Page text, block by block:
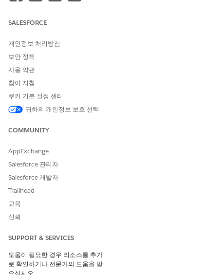
SALESFORCE
개인정보 처리방침
보안 정책
사용 약관
참여 지침
쿠키 기본 설정 센터
귀하의 개인정보 보호 선택
COMMUNITY
AppExchange
Salesforce 관리자
Salesforce 개발자
Trailhead
교육
신뢰
SUPPORT & SERVICES
도움이 필요한 경우 리소스를 추가
로 확인하거나 전문가의 도움을 받
으십시오.